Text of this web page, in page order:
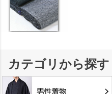
カテゴリから探す